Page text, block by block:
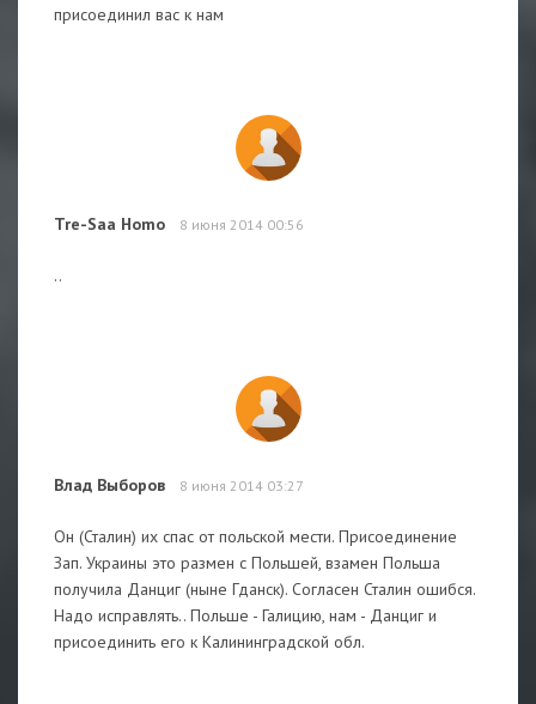
присоединил вас к нам
Tre-Saa Homo 8 июня 2014 00:56
..
Влад Выборов 8 июня 2014 03:27
Он (Сталин) их спас от польской мести. Присоединение
Зап. Украины это размен с Польшей, взамен Польша
получила Данциг (ныне Гданск). Согласен Сталин ошибся.
Надо исправлять.. Польше - Галицию, нам - Данциг и
присоединить его к Калининградской обл.